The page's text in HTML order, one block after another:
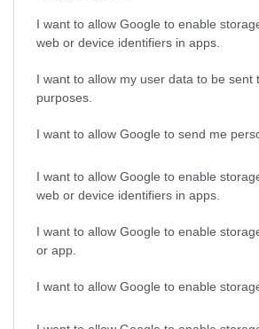
I want to allow Google to enable
web or device identifiers in apps.
I want to allow my user data to be
purposes.
I want to allow Google to send me
I want to allow Google to enable
web or device identifiers in apps.
I want to allow Google to enable
or app.
I want to allow Google to enable
διάταξη που ουσιαστικά καταργεί
απόελεύθερα συνεργεία
ετήσιο έλεγχο των
σε οποιοδήποτε όχημα λίγο πριν
χιλιόμετρά του.
TO NEO SUV ΤΗΣ RENAULT